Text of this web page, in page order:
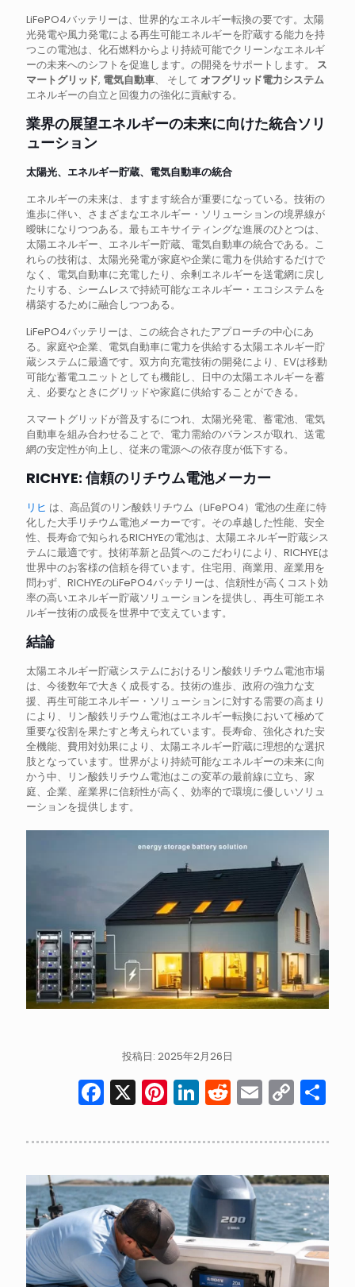
LiFePO4バッテリーは、世界的なエネルギー転換の要です。太陽
光発電や風力発電による再生可能エネルギーを貯蔵する能力を持
つこの電池は、化石燃料からより持続可能でクリーンなエネルギ
ーの未来へのシフトを促進します。の開発をサポートします。 ス
マートグリッド, 電気自動車、 そして オフグリッド電力システム
エネルギーの自立と回復力の強化に貢献する。
業界の展望エネルギーの未来に向けた統合ソリ
ューション
太陽光、エネルギー貯蔵、電気自動車の統合
エネルギーの未来は、ますます統合が重要になっている。技術の
進歩に伴い、さまざまなエネルギー・ソリューションの境界線が
曖昧になりつつある。最もエキサイティングな進展のひとつは、
太陽エネルギー、エネルギー貯蔵、電気自動車の統合である。こ
れらの技術は、太陽光発電が家庭や企業に電力を供給するだけで
なく、電気自動車に充電したり、余剰エネルギーを送電網に戻し
たりする、シームレスで持続可能なエネルギー・エコシステムを
構築するために融合しつつある。
LiFePO4バッテリーは、この統合されたアプローチの中心にあ
る。家庭や企業、電気自動車に電力を供給する太陽エネルギー貯
蔵システムに最適です。双方向充電技術の開発により、EVは移動
可能な蓄電ユニットとしても機能し、日中の太陽エネルギーを蓄
え、必要なときにグリッドや家庭に供給することができる。
スマートグリッドが普及するにつれ、太陽光発電、蓄電池、電気
自動車を組み合わせることで、電力需給のバランスが取れ、送電
網の安定性が向上し、従来の電源への依存度が低下する。
RICHYE: 信頼のリチウム電池メーカー
リヒ は、高品質のリン酸鉄リチウム（LiFePO4）電池の生産に特
化した大手リチウム電池メーカーです。その卓越した性能、安全
性、長寿命で知られるRICHYEの電池は、太陽エネルギー貯蔵シス
テムに最適です。技術革新と品質へのこだわりにより、RICHYEは
世界中のお客様の信頼を得ています。住宅用、商業用、産業用を
問わず、RICHYEのLiFePO4バッテリーは、信頼性が高くコスト効
率の高いエネルギー貯蔵ソリューションを提供し、再生可能エネ
ルギー技術の成長を世界中で支えています。
結論
太陽エネルギー貯蔵システムにおけるリン酸鉄リチウム電池市場
は、今後数年で大きく成長する。技術の進歩、政府の強力な支
援、再生可能エネルギー・ソリューションに対する需要の高まり
により、リン酸鉄リチウム電池はエネルギー転換において極めて
重要な役割を果たすと考えられています。長寿命、強化された安
全機能、費用対効果により、太陽エネルギー貯蔵に理想的な選択
肢となっています。世界がより持続可能なエネルギーの未来に向
かう中、リン酸鉄リチウム電池はこの変革の最前線に立ち、家
庭、企業、産業界に信頼性が高く、効率的で環境に優しいソリュ
ーションを提供します。
投稿日: 2025年2月26日
Facebook
X Pinterest
LinkedIn
Reddit
Email